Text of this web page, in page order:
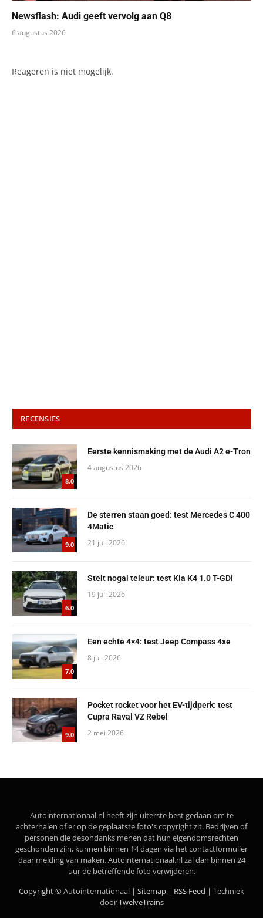
Newsflash: Audi geeft vervolg aan Q8
6 augustus 2026
Reageren is niet mogelijk.
RECENSIES
8.0
Eerste kennismaking met de Audi A2 e-Tron
4 augustus 2026
9.0
De sterren staan goed: test Mercedes C 400
4Matic
21 juli 2026
6.0
Stelt nogal teleur: test Kia K4 1.0 T-GDi
19 juli 2026
7.0
Een echte 4×4: test Jeep Compass 4xe
8 juli 2026
9.0
Pocket rocket voor het EV-tijdperk: test
Cupra Raval VZ Rebel
2 mei 2026
Autointernationaal.nl heeft zijn uiterste best gedaan om te
achterhalen of er op de geplaatste foto's copyright zit. Bedrijven of
personen die desondanks menen dat hun eigendomsrechten
geschonden zijn, kunnen binnen 14 dagen via het contactformulier
daar melding van maken. Autointernationaal.nl zal dan binnen 24
uur de betreffende foto verwijderen.
Copyright ©Autointernationaal | Sitemap | RSS Feed | Techniek
doorTwelveTrains